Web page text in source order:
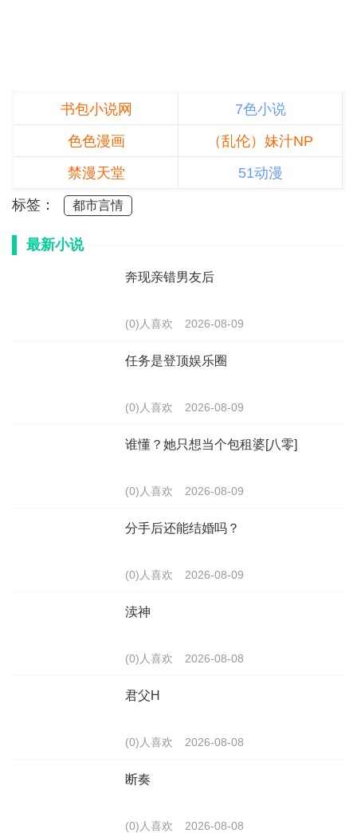
书包小说网
7色小说
色色漫画
（乱伦）妹汁NP
禁漫天堂
51动漫
标签：
都市言情
最新小说
奔现亲错男友后
(0)人喜欢 2026-08-09
任务是登顶娱乐圈
(0)人喜欢 2026-08-09
谁懂？她只想当个包租婆[八零]
(0)人喜欢 2026-08-09
分手后还能结婚吗？
(0)人喜欢 2026-08-09
渎神
(0)人喜欢 2026-08-08
君父H
(0)人喜欢 2026-08-08
断奏
(0)人喜欢 2026-08-08